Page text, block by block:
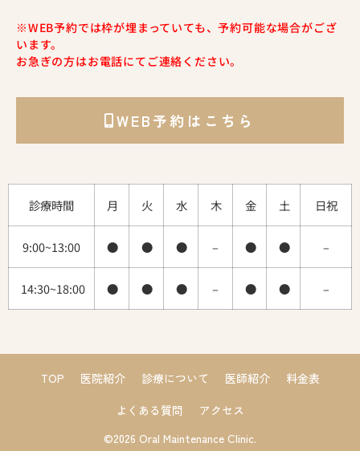
診療時間 月 火 水 木 金 土 日祝
9:00~13:00 ● ● ● – ● ● –
14:30~18:00 ● ● ● – ● ● –
※WEB予約では枠が埋まっていても、予約可能な場合がござ
います。
お急ぎの方はお電話にてご連絡ください。
WEB予約はこちら
TOP 医院紹介 診療について 医師紹介
料金表
よくある質問
アクセス
©︎2026 Oral Maintenance Clinic.